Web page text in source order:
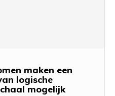
maken een
logische
mogelijk